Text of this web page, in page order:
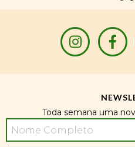
Toda semana uma